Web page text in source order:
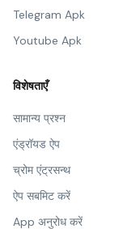
Telegram Apk
Youtube Apk
विशेषताएँ
सामान्य प्रश्न
एंड्रॉयड ऐप
च्रोम एंट्रसन्थ
ऐप सबमिट करें
App अनुरोध करें